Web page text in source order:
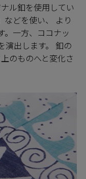
ル釦を使用してい
などを使い、 より
。一方、ココナッ
演出します。 釦の
のものへと変化さ